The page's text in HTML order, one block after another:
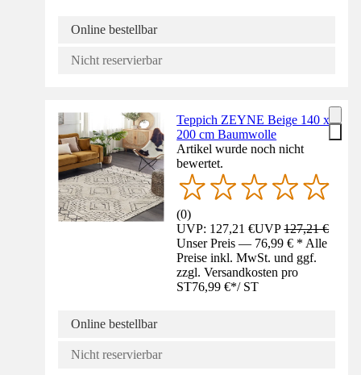
Online bestellbar
Nicht reservierbar
Teppich ZEYNE Beige 140 x
200 cm Baumwolle
Artikel wurde noch nicht
bewertet.
(0)
UVP: 127,21 €UVP127,21 €
Unser Preis — 76,99 € * Alle
Preise inkl. MwSt. und ggf.
zzgl. Versandkosten pro
ST76,99 €*/ ST
Online bestellbar
Nicht reservierbar